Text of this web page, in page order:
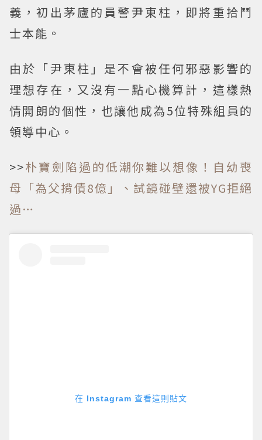
義，初出茅廬的員警尹東柱，即將重拾鬥
士本能。
由於「尹東柱」是不會被任何邪惡影響的
理想存在，又沒有一點心機算計，這樣熱
情開朗的個性，也讓他成為5位特殊組員的
領導中心。
>>朴寶劍陷過的低潮你難以想像！自幼喪
母「為父揹債8億」、試鏡碰壁還被YG拒絕
過…
在 Instagram 查看這則貼文